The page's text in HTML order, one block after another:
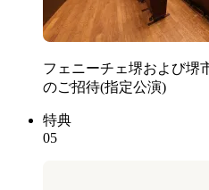
フェニーチェ堺および堺
のご招待(指定公演)
特典
05